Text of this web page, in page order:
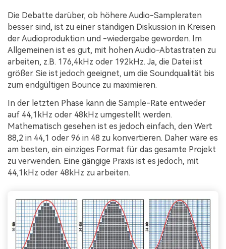
Die Debatte darüber, ob höhere Audio-Sampleraten
besser sind, ist zu einer ständigen Diskussion in Kreisen
der Audioproduktion und -wiedergabe geworden. Im
Allgemeinen ist es gut, mit hohen Audio-Abtastraten zu
arbeiten, z.B. 176,4kHz oder 192kHz. Ja, die Datei ist
größer. Sie ist jedoch geeignet, um die Soundqualität bis
zum endgültigen Bounce zu maximieren.
In der letzten Phase kann die Sample-Rate entweder
auf 44,1kHz oder 48kHz umgestellt werden.
Mathematisch gesehen ist es jedoch einfach, den Wert
88,2 in 44,1 oder 96 in 48 zu konvertieren. Daher wäre es
am besten, ein einziges Format für das gesamte Projekt
zu verwenden. Eine gängige Praxis ist es jedoch, mit
44,1kHz oder 48kHz zu arbeiten.